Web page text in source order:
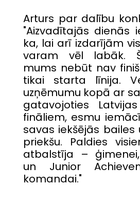
Arturs par dalību
"Aizvadītajās dienās
ka, lai arī izdarījām
varam vēl labāk.
mums nebūt nav
tikai starta līnija.
uzņēmumu kopā ar
gatavojoties
fināliem, esmu
savas iekšējās bailes
priekšu. Paldies
atbalstīja –
un Junior
komandai."